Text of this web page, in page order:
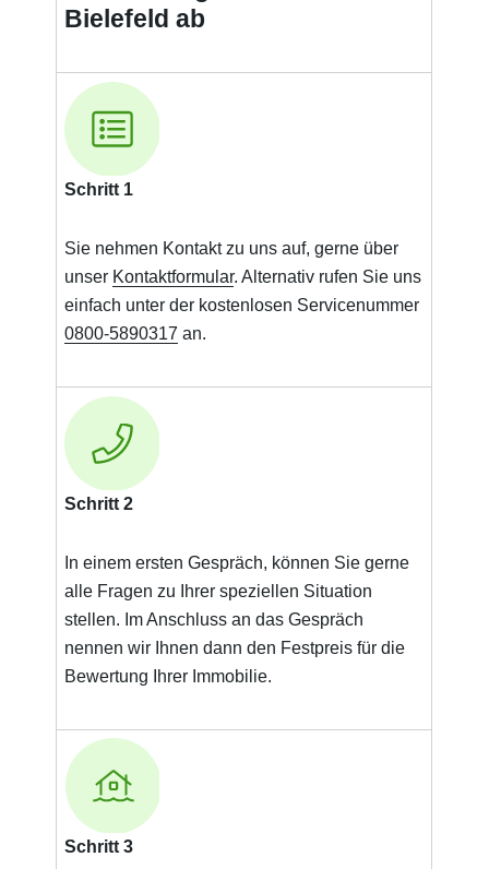
Bielefeld ab
Schritt 1
Sie nehmen Kontakt zu uns auf, gerne über
unser Kontaktformular. Alternativ rufen Sie uns
einfach unter der kostenlosen Servicenummer
0800-5890317 an.
Schritt 2
In einem ersten Gespräch, können Sie gerne
alle Fragen zu Ihrer speziellen Situation
stellen. Im Anschluss an das Gespräch
nennen wir Ihnen dann den Festpreis für die
Bewertung Ihrer Immobilie.
Schritt 3